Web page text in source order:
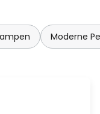
Moderne